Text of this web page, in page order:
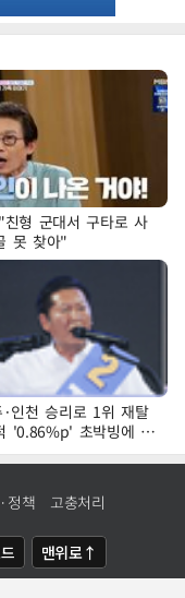
형 군대서 구타로 사
못 찾아"
인천 승리로 1위 재탈
'0.86%p' 초박빙에 호
목
정책 고충처리
맨위로↑